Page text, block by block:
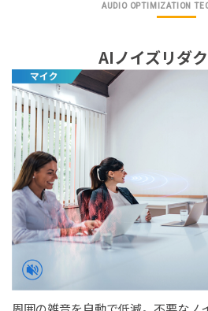
AUDIO OPTIMIZATION
AIノイズリダ